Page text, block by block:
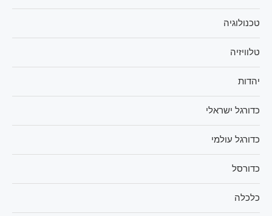
טכנולוגיה
טלוויזיה
יהדות
כדורגל ישראלי
כדורגל עולמי
כדורסל
כלכלה